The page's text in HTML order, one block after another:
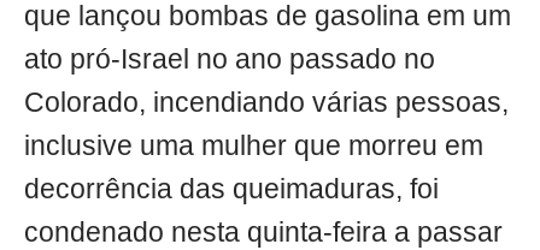
que lançou bombas de gasolina em um
ato pró-Israel no ano passado no
Colorado, incendiando várias pessoas,
inclusive uma mulher que morreu em
decorrência das queimaduras, foi
condenado nesta quinta-feira a passar